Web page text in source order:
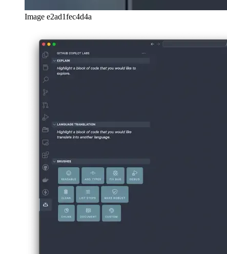
Image e2ad1fec4d4a